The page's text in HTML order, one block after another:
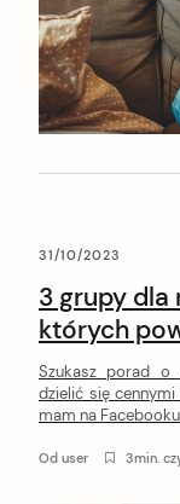
31/10/2023
3 grupy dla
których
Szukasz porad o
dzielić się
mam na
Od user 3min.